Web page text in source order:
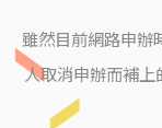
雖然目前網路申辦
人取消申辦而補